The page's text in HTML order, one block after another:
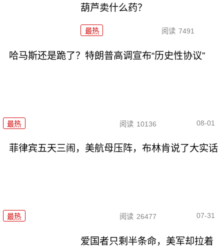
葫芦卖什么药？
最热 阅读 7491
哈马斯还是跪了？特朗普高调宣布“历史性协议”
最热 阅读 10136 08-01
菲律宾五天三闹，美航母压阵，布林肯说了大实话
最热 阅读 26477 07-31
爱国者只剩半条命，美军却拉着